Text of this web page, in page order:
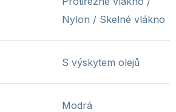
Nylon / Skelné vlákno
S výskytem olejů
Modrá